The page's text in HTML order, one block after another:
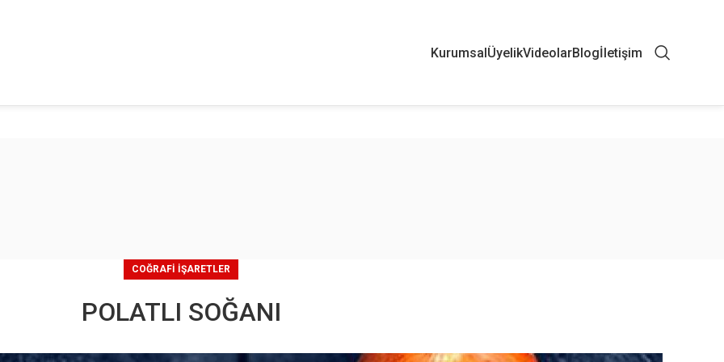
KurumsalÜyelikVideolarBlogİletişim
COĞRAFI İŞARETLER
POLATLI SOĞANI